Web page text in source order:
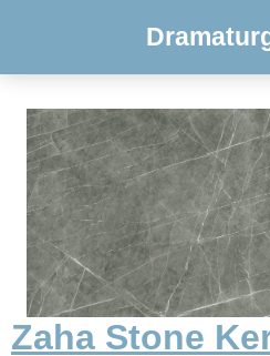
Zaha Stone